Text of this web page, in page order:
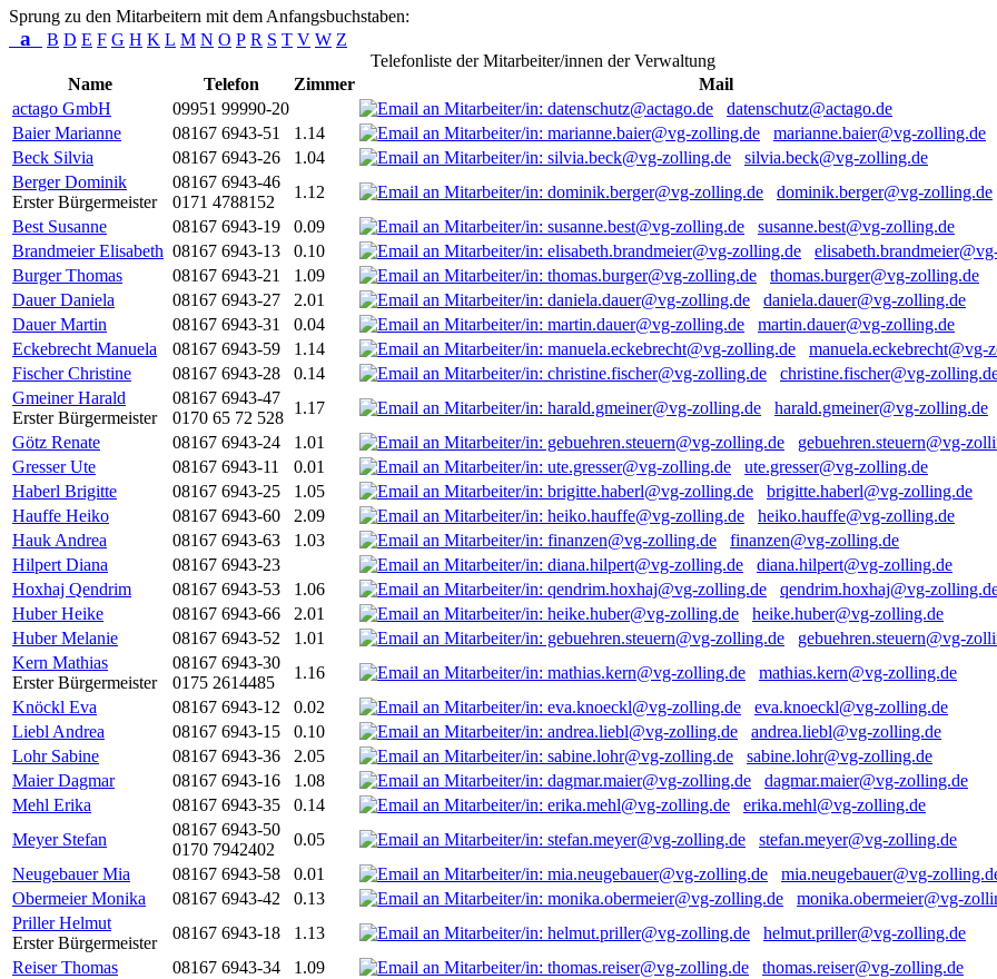
Sprung zu den Mitarbeitern mit dem Anfangsbuchstaben:
a B D E F G H K L M N O P R S T V W Z
Telefonliste der Mitarbeiter/innen der Verwaltung
Name
Telefon Zimmer
Mail
actago GmbH
09951 99990-20
datenschutz@actago.de
Baier Marianne
08167 6943-51 1.14
marianne.baier@vg-zolling.de
Beck Silvia
08167 6943-26 1.04
silvia.beck@vg-zolling.de
Berger Dominik
Erster Bürgermeister
08167 6943-46
0171 4788152
1.12
dominik.berger@vg-zolling.de
Best Susanne
08167 6943-19 0.09
susanne.best@vg-zolling.de
Brandmeier Elisabeth 08167 6943-13 0.10
Burger Thomas
08167 6943-21 1.09
thomas.burger@vg-zolling.de
Dauer Daniela
08167 6943-27 2.01
daniela.dauer@vg-zolling.de
Dauer Martin
08167 6943-31 0.04
martin.dauer@vg-zolling.de
Eckebrecht Manuela
08167 6943-59 1.14
manuela.eckebrecht@vg-
Fischer Christine
08167 6943-28 0.14
christine.fischer@vg-
Gmeiner Harald
Erster Bürgermeister
08167 6943-47
0170 65 72 528
1.17
harald.gmeiner@vg-zolling.de
Götz Renate
08167 6943-24 1.01
gebuehren.steuern@vg-
Gresser Ute
08167 6943-11 0.01
ute.gresser@vg-zolling.de
Haberl Brigitte
08167 6943-25 1.05
brigitte.haberl@vg-zolling.de
Hauffe Heiko
08167 6943-60 2.09
heiko.hauffe@vg-zolling.de
Hauk Andrea
08167 6943-63 1.03
finanzen@vg-zolling.de
Hilpert Diana
08167 6943-23
diana.hilpert@vg-zolling.de
Hoxhaj Qendrim
08167 6943-53 1.06
qendrim.hoxhaj@vg-
Huber Heike
08167 6943-66 2.01
heike.huber@vg-zolling.de
Huber Melanie
08167 6943-52 1.01
gebuehren.steuern@vg-
Kern Mathias
Erster Bürgermeister
08167 6943-30
0175 2614485
1.16
mathias.kern@vg-zolling.de
Knöckl Eva
08167 6943-12 0.02
eva.knoeckl@vg-zolling.de
Liebl Andrea
08167 6943-15 0.10
andrea.liebl@vg-zolling.de
Lohr Sabine
08167 6943-36 2.05
sabine.lohr@vg-zolling.de
Maier Dagmar
08167 6943-16 1.08
dagmar.maier@vg-zolling.de
Mehl Erika
08167 6943-35 0.14
erika.mehl@vg-zolling.de
Meyer Stefan
08167 6943-50
0170 7942402
0.05
stefan.meyer@vg-zolling.de
Neugebauer Mia
08167 6943-58 0.01
mia.neugebauer@vg-
Obermeier Monika
08167 6943-42 0.13
monika.obermeier@vg-
Priller Helmut
Erster Bürgermeister
08167 6943-18 1.13
helmut.priller@vg-zolling.de
Reiser Thomas
08167 6943-34 1.09
thomas.reiser@vg-zolling.de